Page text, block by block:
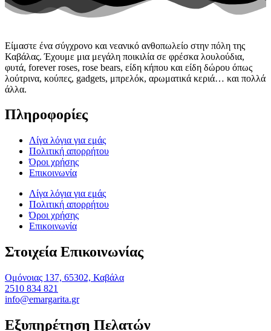
Είμαστε ένα σύγχρονο και νεανικό ανθοπωλείο στην πόλη της
Καβάλας. Έχουμε μια μεγάλη ποικιλία σε φρέσκα λουλούδια,
φυτά, forever roses, rose bears, είδη κήπου και είδη δώρου όπως
λούτρινα, κούπες, gadgets, μπρελόκ, αρωματικά κεριά… και πολλά
άλλα.
Πληροφορίες
Λίγα λόγια για εμάς
Πολιτική απορρήτου
Όροι χρήσης
Επικοινωνία
Λίγα λόγια για εμάς
Πολιτική απορρήτου
Όροι χρήσης
Επικοινωνία
Στοιχεία Επικοινωνίας
Ομόνοιας 137, 65302, Καβάλα
2510 834 821
info@emargarita.gr
Εξυπηρέτηση Πελατών